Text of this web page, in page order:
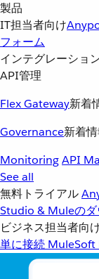
製品
IT担当者向け
フォーム
インテグレーショ
API管理
Flex Gateway新着
Governance新着
MonitoringAPI
See all
無料トライアル
Studio & Muleのダ
ビジネス担当者向
単に接続 MuleSoft